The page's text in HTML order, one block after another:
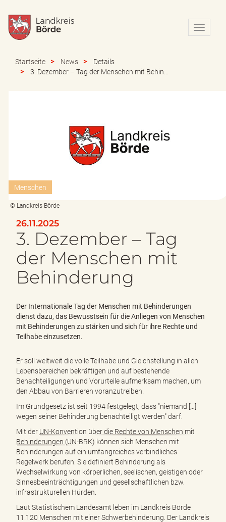
N
a
Startseite News
Details
3. Dezember – Tag der Menschen mit Behin...
Menschen
© Landkreis Börde
26.11.2025
3. Dezember – Tag
der Menschen mit
Behinderung
Der Internationale Tag der Menschen mit Behinderungen
dienst dazu, das Bewusstsein für die Anliegen von Menschen
mit Behinderungen zu stärken und sich für ihre Rechte und
Teilhabe einzusetzen.
Er soll weltweit die volle Teilhabe und Gleichstellung in allen
Lebensbereichen bekräftigen und auf bestehende
Benachteiligungen und Vorurteile aufmerksam machen, um
den Abbau von Barrieren voranzutreiben.
Im Grundgesetz ist seit 1994 festgelegt, dass "niemand […]
wegen seiner Behinderung benachteiligt werden" darf.
Mit der UN-Konvention über die Rechte von Menschen mit
Behinderungen (UN-BRK) können sich Menschen mit
Behinderungen auf ein umfangreiches verbindliches
Regelwerk berufen. Sie definiert Behinderung als
Wechselwirkung von körperlichen, seelischen, geistigen oder
Sinnesbeeinträchtigungen und gesellschaftlichen bzw.
infrastrukturellen Hürden.
Laut Statistischem Landesamt leben im Landkreis Börde
11.120 Menschen mit einer Schwerbehinderung. Der Landkreis